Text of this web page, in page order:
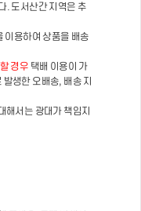
. 도서산간 지역은 추
이용하여 상품을 배송
경우 택배 이용이 가
생한 오배송, 배송 지
해서는 광대가 책임지